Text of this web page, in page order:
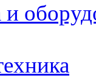
и